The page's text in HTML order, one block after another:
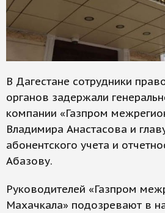
В Дагестане сотрудники
органов задержали
компании «Газпром
Владимира Анастасова и
абонентского учета и
Абазову.
Руководителей «Газпром
Махачкала» подозревают в